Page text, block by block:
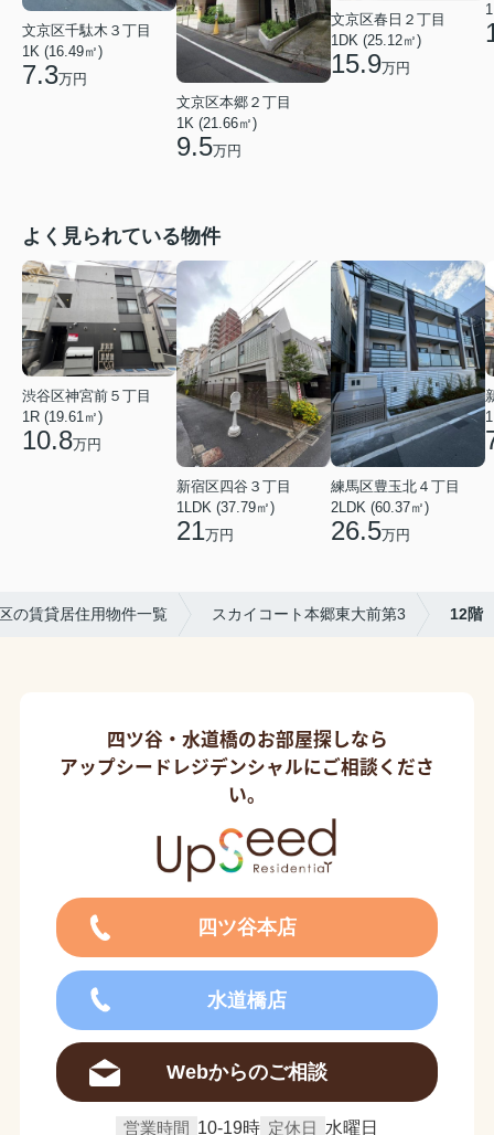
文京区千駄木３丁目
1K (16.49㎡)
7.3万円
文京区本郷２丁目
1K (21.66㎡)
9.5万円
文京区春日２丁目
1DK (25.12㎡)
15.9万円
よく見られている物件
渋谷区神宮前５丁目
1R (19.61㎡)
10.8万円
新宿区四谷３丁目
1LDK (37.79㎡)
21万円
練馬区豊玉北４丁目
2LDK (60.37㎡)
26.5万円
の賃貸居住用物件一覧 スカイコート本郷東大前第3 12階
四ツ谷・水道橋のお部屋探しなら
アップシードレジデンシャルにご相談くださ
い。
四ツ谷本店
水道橋店
Webからのご相談
営業時間 10-19時 定休日 水曜日